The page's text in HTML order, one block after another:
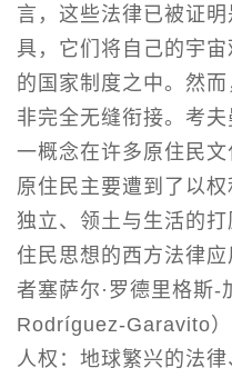
言，这些法律已被证
具，它们将自己的宇
的国家制度之中。然
非完全无缝衔接。考
一概念在许多原住民文
原住民主要遭到了以
独立、领土与生活的
住民思想的西方法律
者塞萨尔·罗德里格斯-
Rodríguez-Garavito
人权：地球繁兴的法律